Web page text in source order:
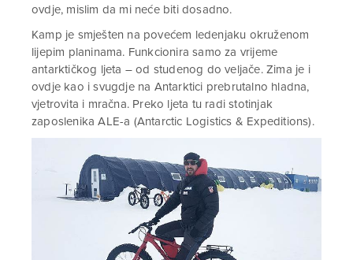
ovdje, mislim da mi neće biti dosadno.
Kamp je smješten na povećem ledenjaku okruženom
lijepim planinama. Funkcionira samo za vrijeme
antarktičkog ljeta – od studenog do veljače. Zima je i
ovdje kao i svugdje na Antarktici prebrutalno hladna,
vjetrovita i mračna. Preko ljeta tu radi stotinjak
zaposlenika ALE-a (Antarctic Logistics & Expeditions).